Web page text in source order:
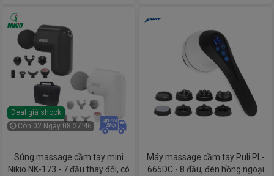
hơn.
- Máy massage chỉ có tác dụng thư giãn trong khoảng thời
gian ngắn. Không nên lạm dụng vì những tác động của máy
thường âm thầm chứ không xuất hiện ngay để người sử dụng
nhận biết.
Deal giá shock
Còn 02 Ngày 08:27:45
Súng massage cầm tay mini
Nikio NK-173 - 7 đầu thay đổi, có
Máy massage cầm tay Puli PL-
665DC - 8 đầu, đèn hồng ngoại